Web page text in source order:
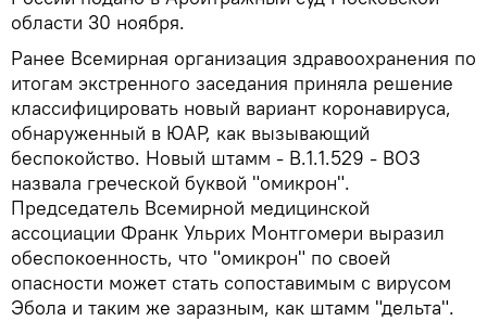
области 30 ноября.
Ранее Всемирная организация здравоохранения по
итогам экстренного заседания приняла решение
классифицировать новый вариант коронавируса,
обнаруженный в ЮАР, как вызывающий
беспокойство. Новый штамм - B.1.1.529 - ВОЗ
назвала греческой буквой "омикрон".
Председатель Всемирной медицинской
ассоциации Франк Ульрих Монтгомери выразил
обеспокоенность, что "омикрон" по своей
опасности может стать сопоставимым с вирусом
Эбола и таким же заразным, как штамм "дельта".